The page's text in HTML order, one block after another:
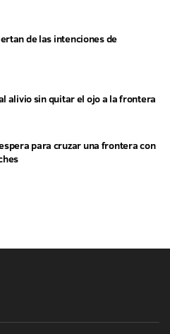
de las intenciones de
alivio sin quitar el ojo a la frontera
para cruzar una frontera con